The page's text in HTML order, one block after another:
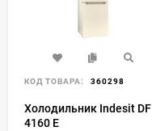
КОД ТОВАРА: 360298
Холодильник Indesit DF
4160 E